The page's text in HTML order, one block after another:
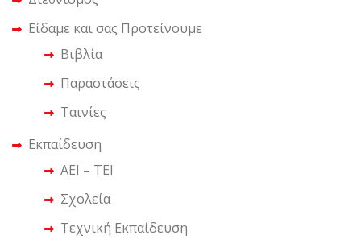
Είδαμε και σας Προτείνουμε
Βιβλία
Παραστάσεις
Ταινίες
Εκπαίδευση
ΑΕΙ – ΤΕΙ
Σχολεία
Τεχνική Εκπαίδευση